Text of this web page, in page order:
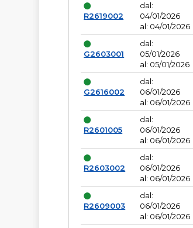
R2619002
dal:
04/01/2026
al: 04/01/2026
G2603001
dal:
05/01/2026
al: 05/01/2026
G2616002
dal:
06/01/2026
al: 06/01/2026
R2601005
dal:
06/01/2026
al: 06/01/2026
R2603002
dal:
06/01/2026
al: 06/01/2026
R2609003
dal:
06/01/2026
al: 06/01/2026